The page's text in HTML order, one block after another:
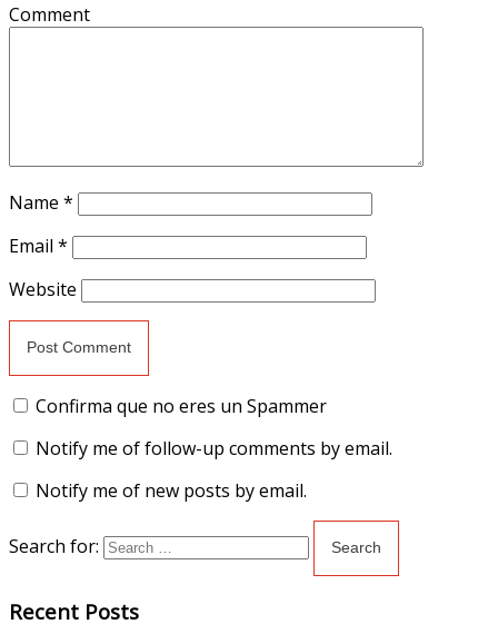
Comment
Name *
Email *
Website
Confirma que no eres un Spammer
Notify me of follow-up comments by email.
Notify me of new posts by email.
Search for:
Recent Posts